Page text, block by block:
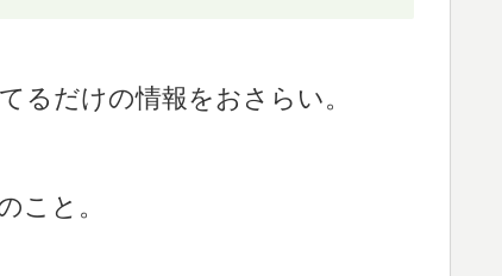
るだけの情報をおさらい。
こと。